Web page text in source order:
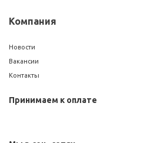
Компания
Новости
Вакансии
Контакты
Принимаем к оплате